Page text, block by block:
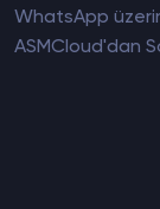
WhatsApp
ASMCloud'dan